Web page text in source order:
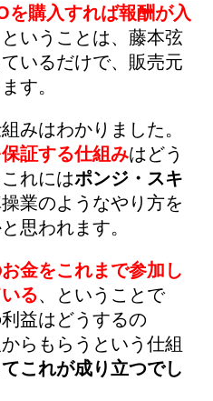
を購入すれば報酬が入
いうことは、藤本弦
いるだけで、販売元
す。
みはわかりました。
証する仕組みはどう
れにはポンジ・スキ
業のようなやり方を
思われます。
金をこれまで参加し
る、ということで
益はどうするの
らもらうという仕組
これが成り立つでし